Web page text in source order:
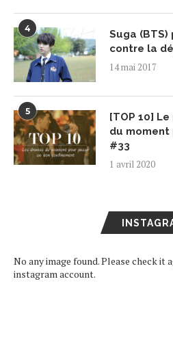
4
Suga
contre la
14 mai 2017
5
[TOP 10]
du moment
#33
1 avril 2020
No any image found. Please check
instagram account.